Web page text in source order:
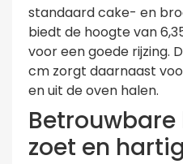
standaard cake- en
biedt de hoogte van
voor een goede rijzing.
cm zorgt daarnaast
en uit de oven halen.
zoet en